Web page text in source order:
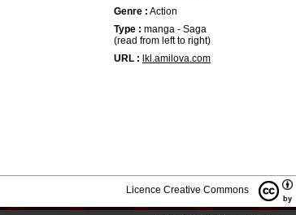
Genre : Action
Type : manga - Saga
(read from left to right)
URL : lkl.amilova.com
Licence Creative Commons
by